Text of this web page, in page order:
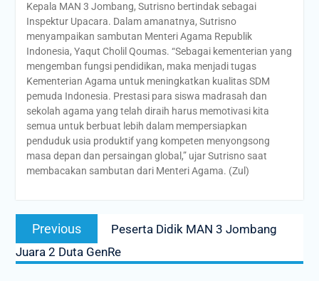
Kepala MAN 3 Jombang, Sutrisno bertindak sebagai
Inspektur Upacara. Dalam amanatnya, Sutrisno
menyampaikan sambutan Menteri Agama Republik
Indonesia, Yaqut Cholil Qoumas. “Sebagai kementerian yang
mengemban fungsi pendidikan, maka menjadi tugas
Kementerian Agama untuk meningkatkan kualitas SDM
pemuda Indonesia. Prestasi para siswa madrasah dan
sekolah agama yang telah diraih harus memotivasi kita
semua untuk berbuat lebih dalam mempersiapkan
penduduk usia produktif yang kompeten menyongsong
masa depan dan persaingan global,” ujar Sutrisno saat
membacakan sambutan dari Menteri Agama. (Zul)
Post
navigation
Previous
post:
Peserta Didik MAN 3 Jombang
Juara 2 Duta GenRe